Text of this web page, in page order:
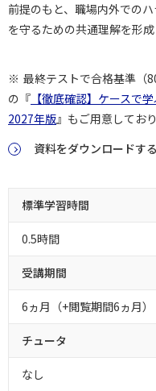
前提のもと、職場内外での
を守るための共通理解を形成
最終テストで合格基準（
の『 【徹底確認】ケースで
2027年版』もご用意してお
資料をダウンロードする
標準学習時間
0.5時間
受講期間
6ヵ月（+閲覧期間6ヵ月）
チュータ
なし